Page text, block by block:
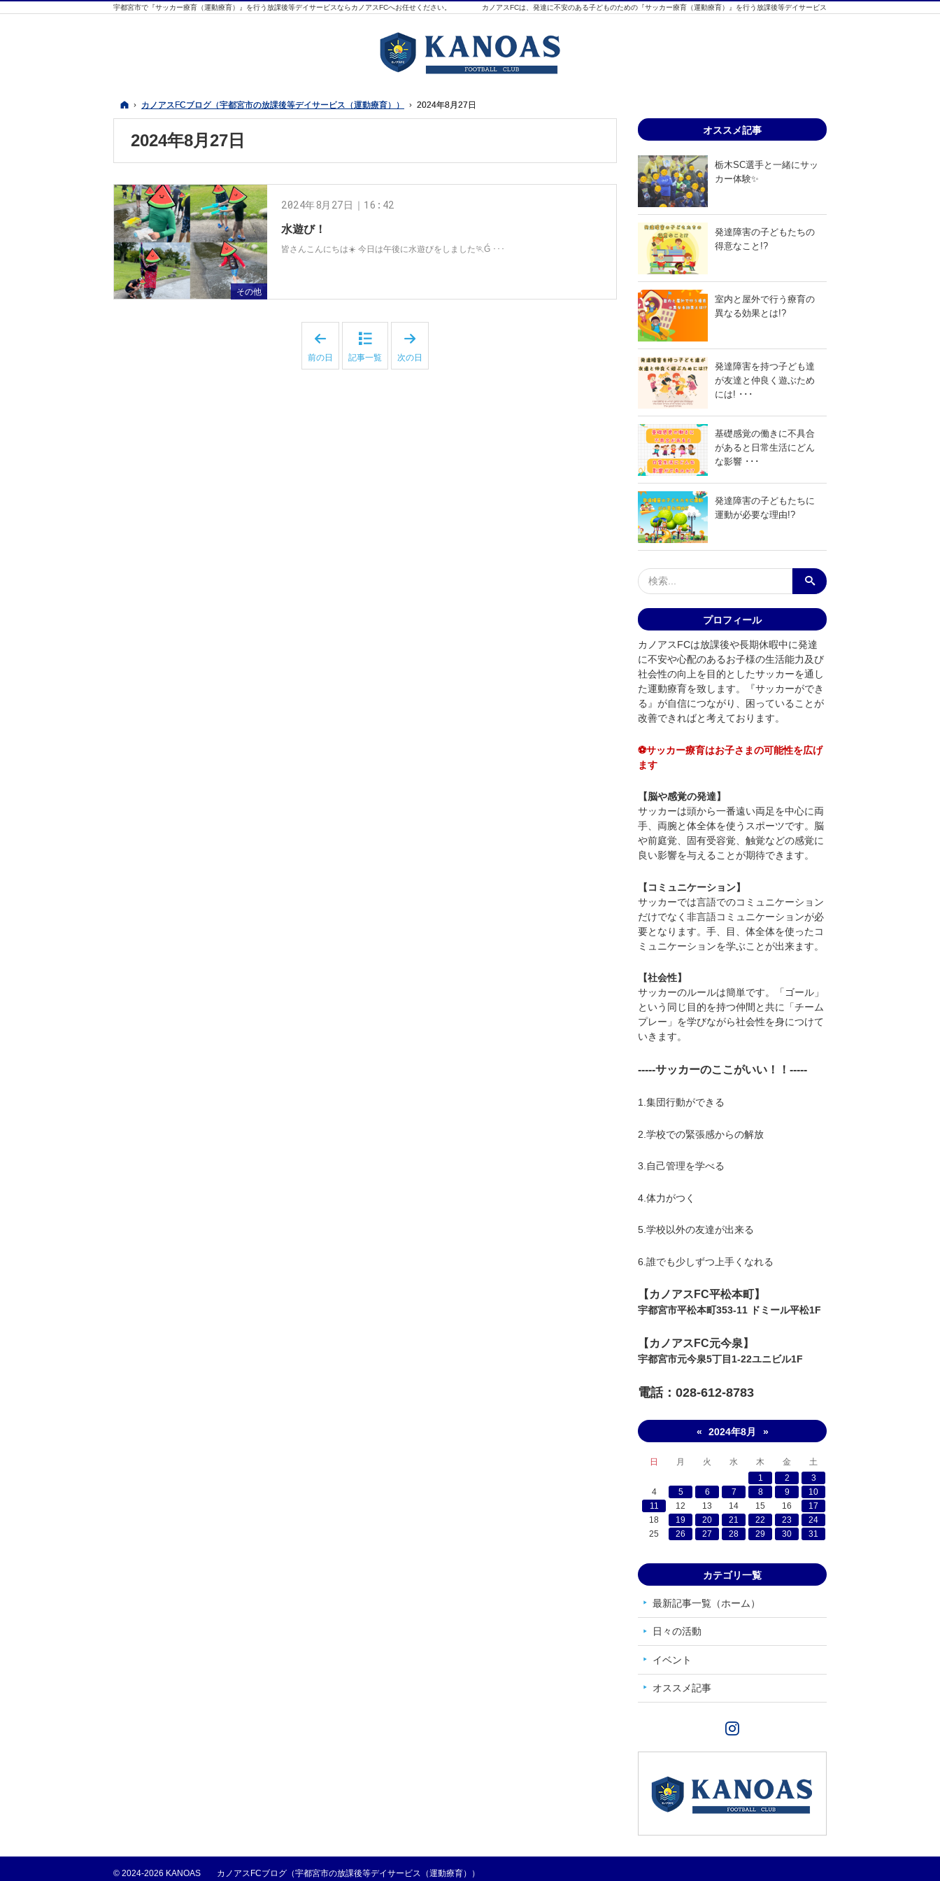
ホーム
カノアスFCブログ（宇都宮市の放課後等デイサービス（運動療育）） 2024年8月27日
2024年8月27日
カノアスFCは、発達に不安のある子どものための『サッカー療育（運動療育）』を行う放課後等デイサービス
宇都宮市で『サッカー療育（運動療育）』を行う放課後等デイサービスならカノアスFCへお任せください。
その他
水遊び！
2024年8月27日｜16:42
皆さんこんにちは☀️ 今日は午後に水遊びをしました🏃Ǵ ･･･
4
前の日 記事一覧
4
次の日
オススメ記事
栃木SC選手と一緒にサッ
カー体験✨
発達障害の子どもたちの
得意なこと!?
室内と屋外で行う療育の
異なる効果とは!?
発達障害を持つ子ども達
が友達と仲良く遊ぶため
には! ･･･
基礎感覚の働きに不具合
があると日常生活にどん
な影響 ･･･
発達障害の子どもたちに
運動が必要な理由!?
プロフィール
カノアスFCは放課後や長期休暇中に発達
に不安や心配のあるお子様の生活能力及び
社会性の向上を目的としたサッカーを通し
た運動療育を致します。『サッカーができ
る』が自信につながり、困っていることが
改善できればと考えております。
⚽サッカー療育はお子さまの可能性を広げ
ます
【脳や感覚の発達】
サッカーは頭から一番遠い両足を中心に両
手、両腕と体全体を使うスポーツです。脳
や前庭覚、固有受容覚、触覚などの感覚に
良い影響を与えることが期待できます。
【コミュニケーション】
​サッカーでは言語でのコミュニケーション
だけでなく非言語コミュニケーションが必
要となります。手、目、体全体を使ったコ
ミュニケーションを学ぶことが出来ます。
【​社会性】
サッカーのルールは簡単です。「ゴール」
という同じ目的を持つ仲間と共に「チーム
プレー」を学びながら社会性を身につけて
いきます。
-----サッカーのここがいい！！-----
1.集団行動ができる
2.学校での緊張感からの解放
3.自己管理を学べる
4.体力がつく
5.学校以外の友達が出来る
6.誰でも少しずつ上手くなれる
【​カノアスFC平松本町】
宇都宮市平松本町353-11 ドミール平松1F
【​カノアスFC元今泉】
宇都宮市元今泉5丁目1-22ユニビル1F
電話：028-612-8783
« 2024年8月 »
日 月 火 水 木 金
土
1
2
3
4
5 6 7 8 9
10
11
12 13 14 15 16
17
18
19 20 21 22 23
24
25
26 27 28 29 30 31
カテゴリ一覧
最新記事一覧（ホーム）
日々の活動
イベント
オススメ記事
ホーム
カノアスFCブログ（宇都宮市の放課後等デイサービス（運動療育）） 2024年8月27日
© 2024-2026 KANOAS カノアスFCブログ（宇都宮市の放課後等デイサービス（運動療育））